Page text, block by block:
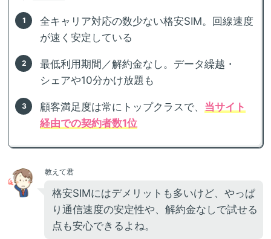
全キャリア対応の数少ない格安SIM。回線速度
が速く安定している
最低利用期間／解約金なし。データ繰越・
シェアや10分かけ放題も
顧客満足度は常にトップクラスで、 当サイト
経由での契約者数1位
教えて君
格安SIMにはデメリットも多いけど、やっぱ
り通信速度の安定性や、解約金なしで試せる
点も安心できるよね。